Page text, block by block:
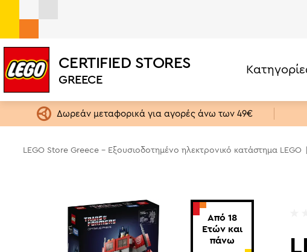
CERTIFIED STORES
GREECE
Σετ ανά Κατηγορία
LEGO One Piece
LEGO Editions
Speed Champions
1,5+ ετών
4+ ετών
18+ ετών
Δωρεάν μεταφορικά για αγορές άνω των 49€
LEGO Store Greece - Εξουσιοδοτημένο ηλεκτρονικό κατάστημα LEGO
Από 18
Ετών και
πάνω
LEGO® Icons Transformers Optimus Prime (10302)